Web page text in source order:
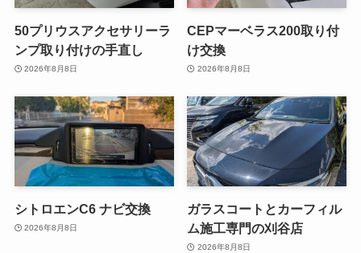
50プリウスアクセサリーラ
ンプ取り付けの手直し
2026年8月8日
CEPマーベラス200取り付
け交換
2026年8月8日
シトロエンC6 ナビ交換
2026年8月8日
ガラスコートとカーフィル
ム施工専門の刈谷店
2026年8月8日